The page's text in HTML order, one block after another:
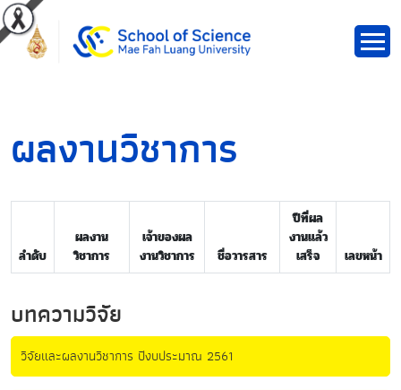
ผลงานวิชาการ
ลำดับ
ผลงาน
วิชาการ
เจ้าของผล
งานวิชาการ
ชื่อวารสาร
ปีที่ผล
งานแล้ว
เสร็จ
เลขหน้า
บทความวิจัย
วิจัยและผลงานวิชาการ ปีงบประมาณ 2561